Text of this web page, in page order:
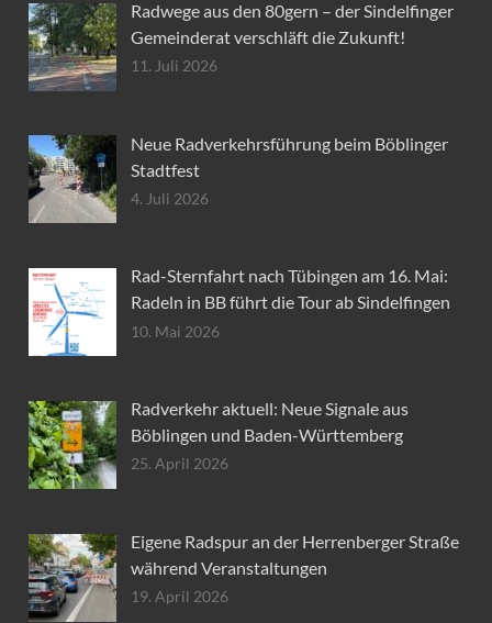
Radwege aus den 80gern – der Sindelfinger
Gemeinderat verschläft die Zukunft!
11. Juli 2026
Neue Radverkehrsführung beim Böblinger
Stadtfest
4. Juli 2026
Rad-Sternfahrt nach Tübingen am 16. Mai:
Radeln in BB führt die Tour ab Sindelfingen
10. Mai 2026
Radverkehr aktuell: Neue Signale aus
Böblingen und Baden-Württemberg
25. April 2026
Eigene Radspur an der Herrenberger Straße
während Veranstaltungen
19. April 2026